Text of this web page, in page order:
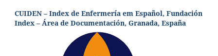
CUIDEN – Index de Enfermería em Español, Fundación
Index – Área de Documentación, Granada, España